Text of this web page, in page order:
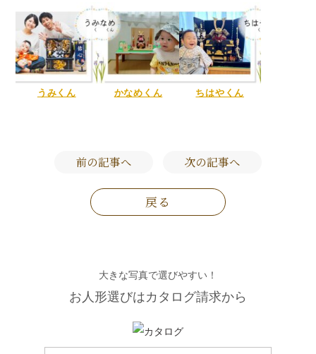
うみくん かなめくん ちはやくん
前の記事へ 次の記事へ
戻る
大きな写真で選びやすい！
お人形選びはカタログ請求から